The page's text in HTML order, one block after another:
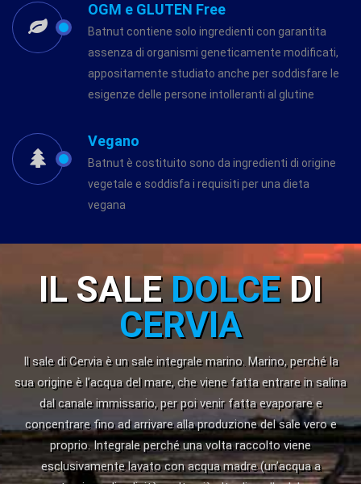
OGM e GLUTEN Free
Batnut contiene solo ingredienti con garantita
assenza di organismi geneticamente modificati,
appositamente studiato anche per soddisfare le
esigenze delle persone intolleranti al glutine
Vegano
Batnut è costituito sono da ingredienti di origine
vegetale e soddisfa i requisiti per una dieta
vegana
IL SALEDOLCEDI
CERVIA
Il sale di Cervia è un sale integrale marino. Marino, perché la
sua origine è l’acqua del mare, che viene fatta entrare in salina
dal canale immissario, per poi venir fatta evaporare e
concentrare fino ad arrivare alla produzione del sale vero e
proprio. Integrale perché una volta raccolto viene
esclusivamente lavato con acqua madre (un’acqua a